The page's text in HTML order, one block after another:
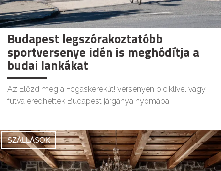
Budapest legszórakoztatóbb
sportversenye idén is meghódítja a
budai lankákat
Az Előzd meg a Fogaskerekűt! versenyen biciklivel vagy
futva eredhettek Budapest járgánya nyomába.
SZÁLLÁSOK